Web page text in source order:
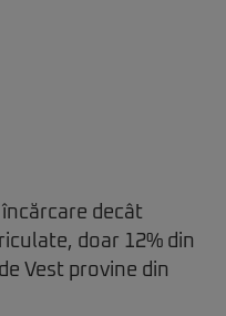
decât
doar 12% din
Vest provine din